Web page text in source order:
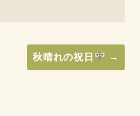
秋晴れの祝日 →